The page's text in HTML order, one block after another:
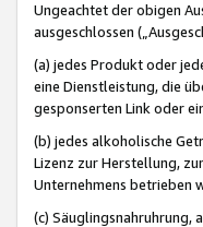
Ungeachtet der obigen
ausgeschlossen
(a) jedes Produkt oder
eine Dienstleistung, die
gesponserten Link oder
(b) jedes alkoholische
Lizenz zur Herstellung,
Unternehmens betrieben
(c) Säuglingsnahruhrung,